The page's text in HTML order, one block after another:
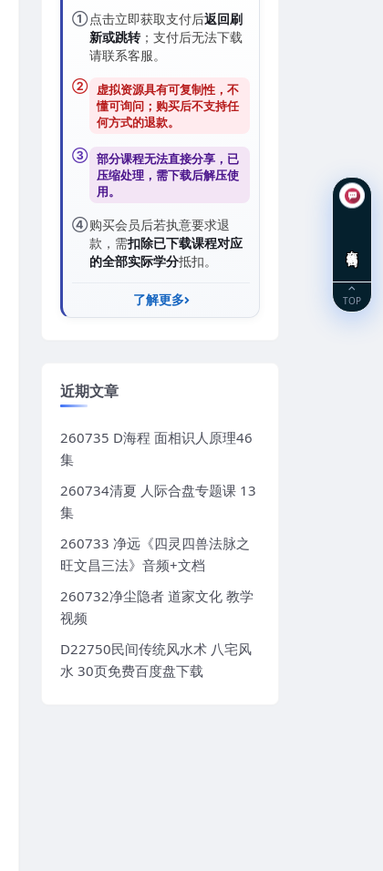
①点击立即获取支付后返回刷
新或跳转；支付后无法下载
请联系客服。
②
虚拟资源具有可复制性，不
懂可询问；购买后不支持任
何方式的退款。
③ 部分课程无法直接分享，已
压缩处理，需下载后解压使
用。
④购买会员后若执意要求退
款，需扣除已下载课程对应
的全部实际学分抵扣。
了解更多
近期文章
260735 D海程 面相识人原理46
集
260734清夏 人际合盘专题课 13
集
260733 净远《四灵四兽法脉之
旺文昌三法》音频+文档
260732净尘隐者 道家文化 教学
视频
D22750民间传统风水术 八宅风
水 30页免费百度盘下载
TOP